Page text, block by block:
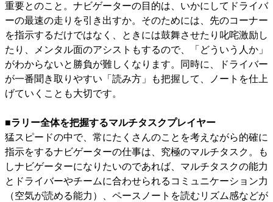
重要とのこと。ナビゲーターの目的は、いかにしてドライバ
ーの最速の走りを引き出すか。そのためには、先のコーナー
を指示するだけではなく、ときには鼓舞させたり叱咤激励し
たり、メンタル面のアシストもするので、「どういう人か」
がわからないと勝負が難しくなります。同時に、ドライバー
が一番聞き取りやすい「読み方」も把握して、ノートを仕上
げていくことも大切です。
■ラリー全体を把握するマルチタスクプレイヤー
猛スピードの中で、常にたくさんのことを考えながら的確に
指示をするナビゲーターの仕事は、究極のマルチタスク。も
しナビゲーターになりたいのであれば、マルチタスクの能力
とドライバーやチームに合わせられるコミュニケーション力
（空気が読める能力）、ペースノートを読むリズム感などが